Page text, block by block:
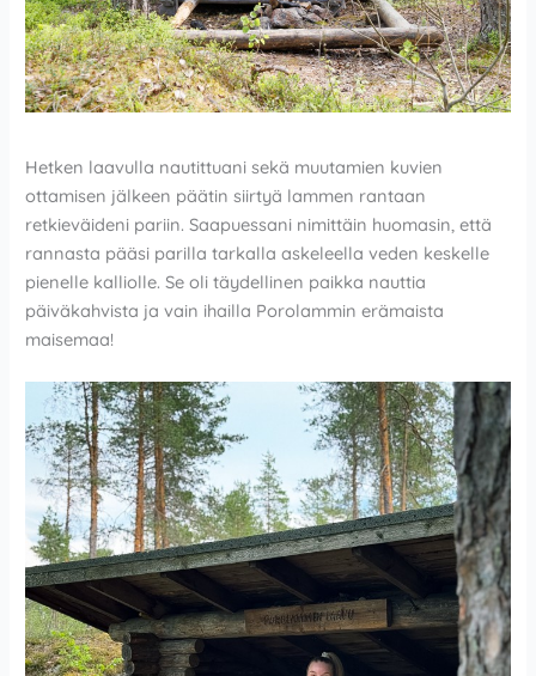
Hetken laavulla nautittuani sekä muutamien kuvien
ottamisen jälkeen päätin siirtyä lammen rantaan
retkieväideni pariin. Saapuessani nimittäin huomasin, että
rannasta pääsi parilla tarkalla askeleella veden keskelle
pienelle kalliolle. Se oli täydellinen paikka nauttia
päiväkahvista ja vain ihailla Porolammin erämaista
maisemaa!